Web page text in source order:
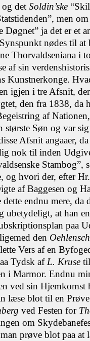
og det Soldin’ske
men
Døgnet” ja det er et
nødes til at
Thorvaldseniana i
af sin
Kunstnerkonge.
igjen i tre Afsnit,
den fra 1838, da
af
Søn og var
Afsnit angaaer,
nok til inden
Stambog”,
og hvori der, efter
af Baggesen og
endnu mere, da
ubetydeligt, at han
paa
den
Vers af en
Tydsk af L. Kruse
i Marmor. Endnu
ved sin Hjemkomst
læse blot til en
ved Festen for
om
prøve blot paa